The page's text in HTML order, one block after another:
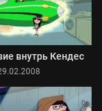
внутрь Кендес